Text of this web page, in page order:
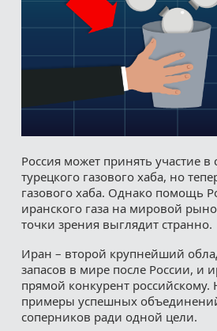
Россия может принять участие в
турецкого газового хаба, но
газового хаба. Однако помощь
иранского газа на мировой
точки зрения выглядит странно.
Иран – второй крупнейший
запасов в мире после России, и
прямой конкурент российскому.
примеры успешных
соперников ради одной цели.